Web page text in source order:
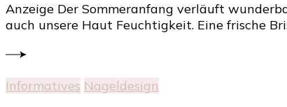
Anzeige Der Sommeranfang verläuft
auch unsere Haut Feuchtigkeit. Eine frische
Informatives Nageldesign